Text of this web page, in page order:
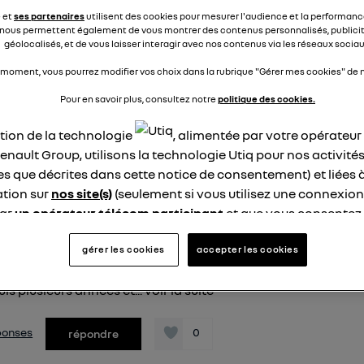
et je ne sais pas comment je vais faire pour rentrer samedi.
il me reste 120 km ...voir la suite
répondre 0
12:50
s'interrompt systématiquement
après quelques minutes. A chaque fois le bloc prise
plusieurs années et...voir la suite
répondre 0
etses partenairesutilisent des cookies pour mesurer l'audience et la
permettent également de vous montrer des contenus personnalisés,
géolocalisés, et de vous laisser interagir avec nos contenus via les réseaux
vous pourrez modifier vos choix dans la rubrique "Gérer mes cookies" de
Pour en savoir plus, consultez notrepolitique des cookies.
de la technologie
, alimentée par votre
Group, utilisons la technologie Utiq pour nos
que décrites dans cette notice de consentement) et liées
sur nos site(s) (seulement si vous utilisez une
un opérateur télécom participant et que vous
site).
Utiq a été conçue pour la protection de vos données
en vous offrant choix et contrôle.
un identifiant créé par votre opérateur télécom basé sur
est associé à votre connexion internet. Ainsi, toutes les
la même connexion et ayant consenties se verront attribuer
gérer les cookies accepter les cookies